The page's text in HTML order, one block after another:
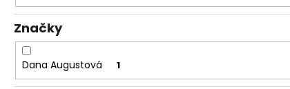
Značky
Dana Augustová 1